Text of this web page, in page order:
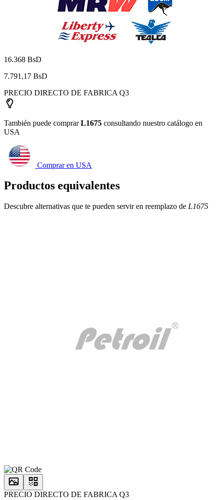
16.368 BsD
7.791,17 BsD
PRECIO DIRECTO DE FABRICA Q3
También puede comprarL1675 consultando nuestro catálogo en
USA
Comprar en USA
Productos equivalentes
Descubre alternativas que te pueden servir en reemplazo de L1675
PRECIO DIRECTO DE FABRICA Q3